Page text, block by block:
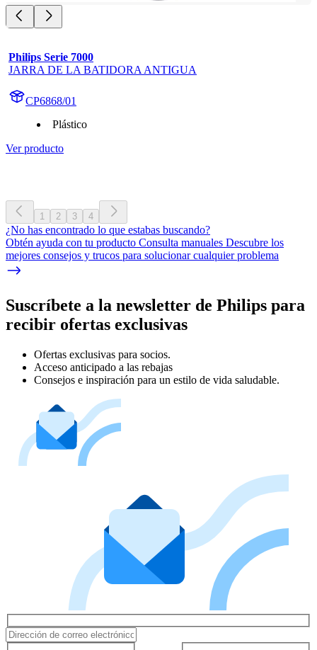
Philips Serie 7000
JARRA DE LA BATIDORA ANTIGUA
CP6868/01
Plástico
Ver producto
1 2 3 4
¿No has encontrado lo que estabas buscando?
Obtén ayuda con tu producto Consulta manuales Descubre los
mejores consejos y trucos para solucionar cualquier problema
Suscríbete a la newsletter de Philips para
recibir ofertas exclusivas
Ofertas exclusivas para socios.
Acceso anticipado a las rebajas
Consejos e inspiración para un estilo de vida saludable.